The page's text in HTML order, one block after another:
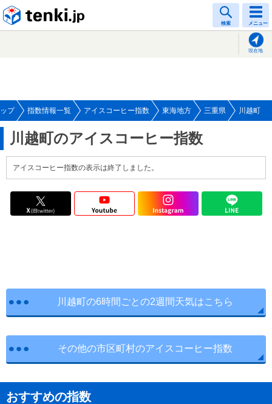
検索 メニュー
現在地
プ 指数情報一覧 アイスコーヒー指数 東海地方 三重県 川越町
川越町のアイスコーヒー指数
アイスコーヒー指数の表示は終了しました。
川越町の6時間ごとの2週間天気はこちら
その他の市区町村のアイスコーヒー指数
おすすめの指数